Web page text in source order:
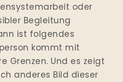
oder
Begleitung
ist folgendes
kommt mit
Grenzen. Und es zeigt
anderes Bild dieser